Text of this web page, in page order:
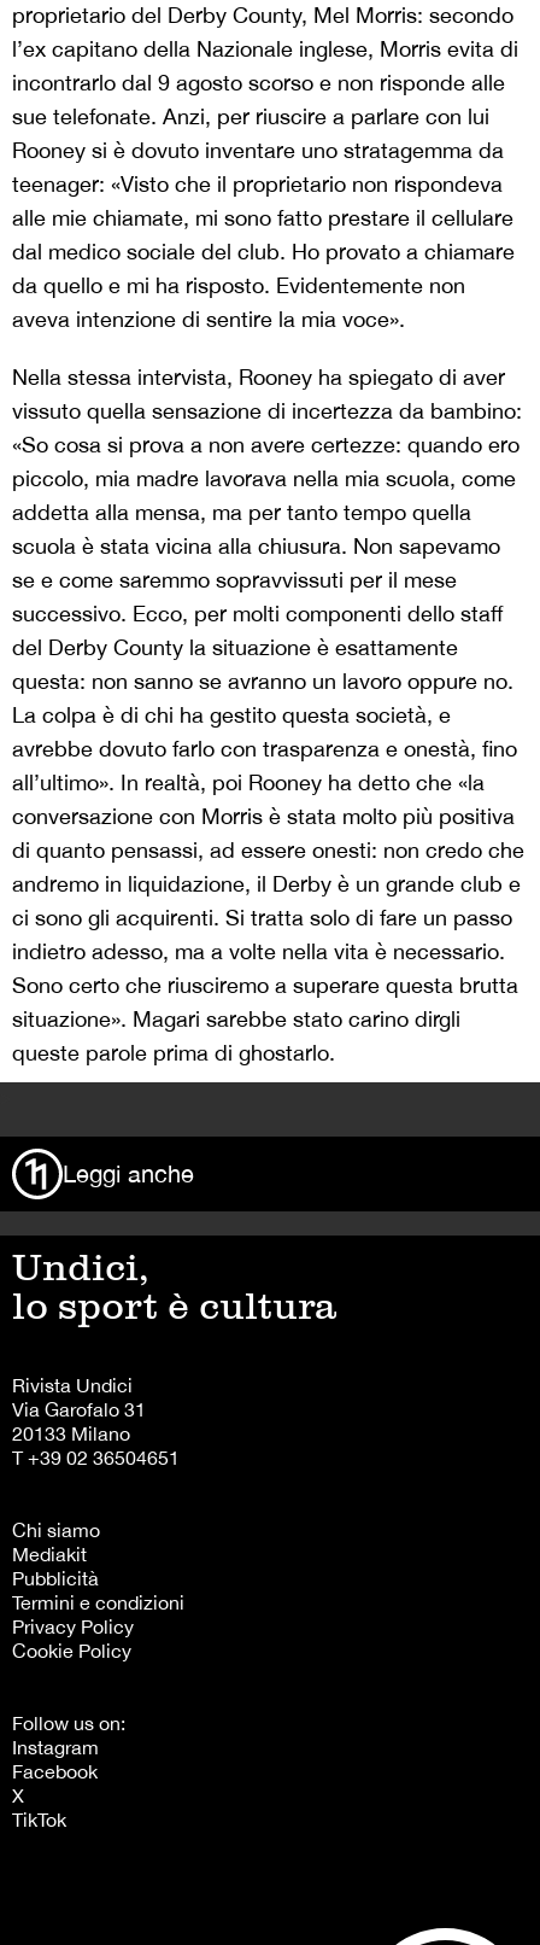
proprietario del Derby County, Mel Morris: secondo
l’ex capitano della Nazionale inglese, Morris evita di
incontrarlo dal 9 agosto scorso e non risponde alle
sue telefonate. Anzi, per riuscire a parlare con lui
Rooney si è dovuto inventare uno stratagemma da
teenager: «Visto che il proprietario non rispondeva
alle mie chiamate, mi sono fatto prestare il cellulare
dal medico sociale del club. Ho provato a chiamare
da quello e mi ha risposto. Evidentemente non
aveva intenzione di sentire la mia voce».
Nella stessa intervista, Rooney ha spiegato di aver
vissuto quella sensazione di incertezza da bambino:
«So cosa si prova a non avere certezze: quando ero
piccolo, mia madre lavorava nella mia scuola, come
addetta alla mensa, ma per tanto tempo quella
scuola è stata vicina alla chiusura. Non sapevamo
se e come saremmo sopravvissuti per il mese
successivo. Ecco, per molti componenti dello staff
del Derby County la situazione è esattamente
questa: non sanno se avranno un lavoro oppure no.
La colpa è di chi ha gestito questa società, e
avrebbe dovuto farlo con trasparenza e onestà, fino
all’ultimo». In realtà, poi Rooney ha detto che «la
conversazione con Morris è stata molto più positiva
di quanto pensassi, ad essere onesti: non credo che
andremo in liquidazione, il Derby è un grande club e
ci sono gli acquirenti. Si tratta solo di fare un passo
indietro adesso, ma a volte nella vita è necessario.
Sono certo che riusciremo a superare questa brutta
situazione». Magari sarebbe stato carino dirgli
queste parole prima di ghostarlo.
Leggi anche
Undici,
lo sport è cultura
Rivista Undici
Via Garofalo 31
20133 Milano
T +39 02 36504651
Chi siamo
Mediakit
Pubblicità
Termini e condizioni
Privacy Policy
Cookie Policy
Follow us on:
Instagram
Facebook
X
TikTok